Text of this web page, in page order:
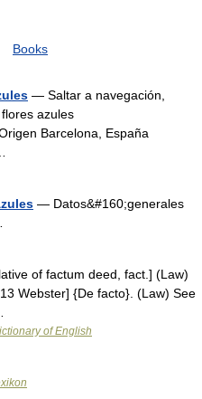
Books
— Saltar a navegación,
azules
Barcelona, España
— Datos&#160;generales
of factum deed, fact.] (Law)
Webster] {De facto}. (Law) See
of English